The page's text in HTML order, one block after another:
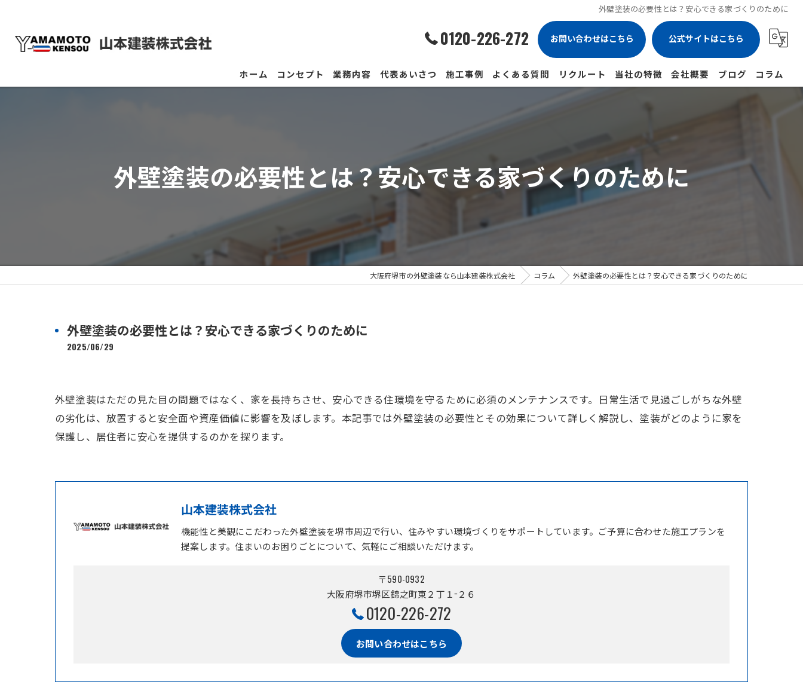
外壁塗装の必要性とは？安心できる家づくりのために
0120-226-272 お問い合わせはこちら 公式サイトはこちら
ホーム コンセプト 業務内容 代表あいさつ 施工事例 よくある質問 リクルート 当社の特徴
防水
会社概要 ブログ コラム
外壁塗装の必要性とは？安心できる家づくりのために
大阪府堺市の外壁塗装なら山本建装株式会社 コラム 外壁塗装の必要性とは？安心できる家づくりのために
外壁塗装の必要性とは？安心できる家づくりのために
2025/06/29
外壁塗装はただの見た目の問題ではなく、家を長持ちさせ、安心できる住環境を守るために必須のメンテナンスです。日常生活で見過ごしがちな外壁
の劣化は、放置すると安全面や資産価値に影響を及ぼします。本記事では外壁塗装の必要性とその効果について詳しく解説し、塗装がどのように家を
保護し、居住者に安心を提供するのかを探ります。
山本建装株式会社
機能性と美観にこだわった外壁塗装を堺市周辺で行い、住みやすい環境づくりをサポートしています。ご予算に合わせた施工プランを
提案します。住まいのお困りごとについて、気軽にご相談いただけます。
〒590-0932
大阪府堺市堺区錦之町東２丁１−２６
0120-226-272
お問い合わせはこちら